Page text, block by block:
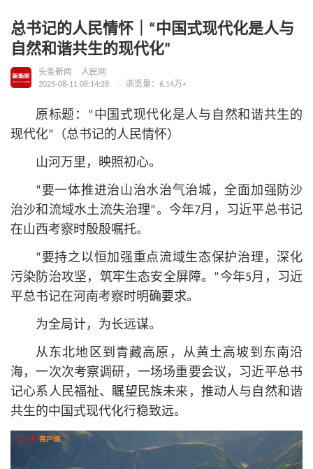
总书记的人民情怀｜“中国式现代化是人与
自然和谐共生的现代化”
头条新闻
人民网
2025-08-11 08:14:28
浏览量：6.14万+
原标题：“中国式现代化是人与自然和谐共生的
现代化”（总书记的人民情怀）
山河万里，映照初心。
“要一体推进治山治水治气治城，全面加强防沙
治沙和流域水土流失治理”。今年7月，习近平总书记
在山西考察时殷殷嘱托。
“要持之以恒加强重点流域生态保护治理，深化
污染防治攻坚，筑牢生态安全屏障。”今年5月，习近
平总书记在河南考察时明确要求。
为全局计，为长远谋。
从东北地区到青藏高原，从黄土高坡到东南沿
海，一次次考察调研，一场场重要会议，习近平总书
记心系人民福祉、瞩望民族未来，推动人与自然和谐
共生的中国式现代化行稳致远。